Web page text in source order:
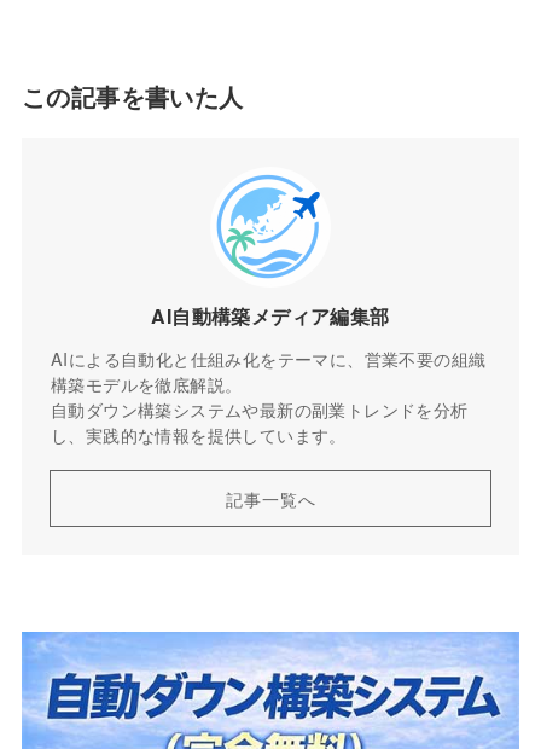
この記事を書いた人
AI自動構築メディア編集部
AIによる自動化と仕組み化をテーマに、営業不要の組織
構築モデルを徹底解説。
自動ダウン構築システムや最新の副業トレンドを分析
し、実践的な情報を提供しています。
記事一覧へ